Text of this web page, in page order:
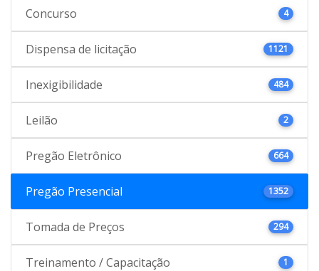
Concurso 4
Dispensa de licitação 1121
Inexigibilidade 484
Leilão 2
Pregão Eletrônico 664
Pregão Presencial 1352
Tomada de Preços 294
Treinamento / Capacitação 1